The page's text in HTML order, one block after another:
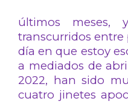
últimos
transcurridos entre
día en que estoy
a mediados de
2022, han sido
cuatro jinetes